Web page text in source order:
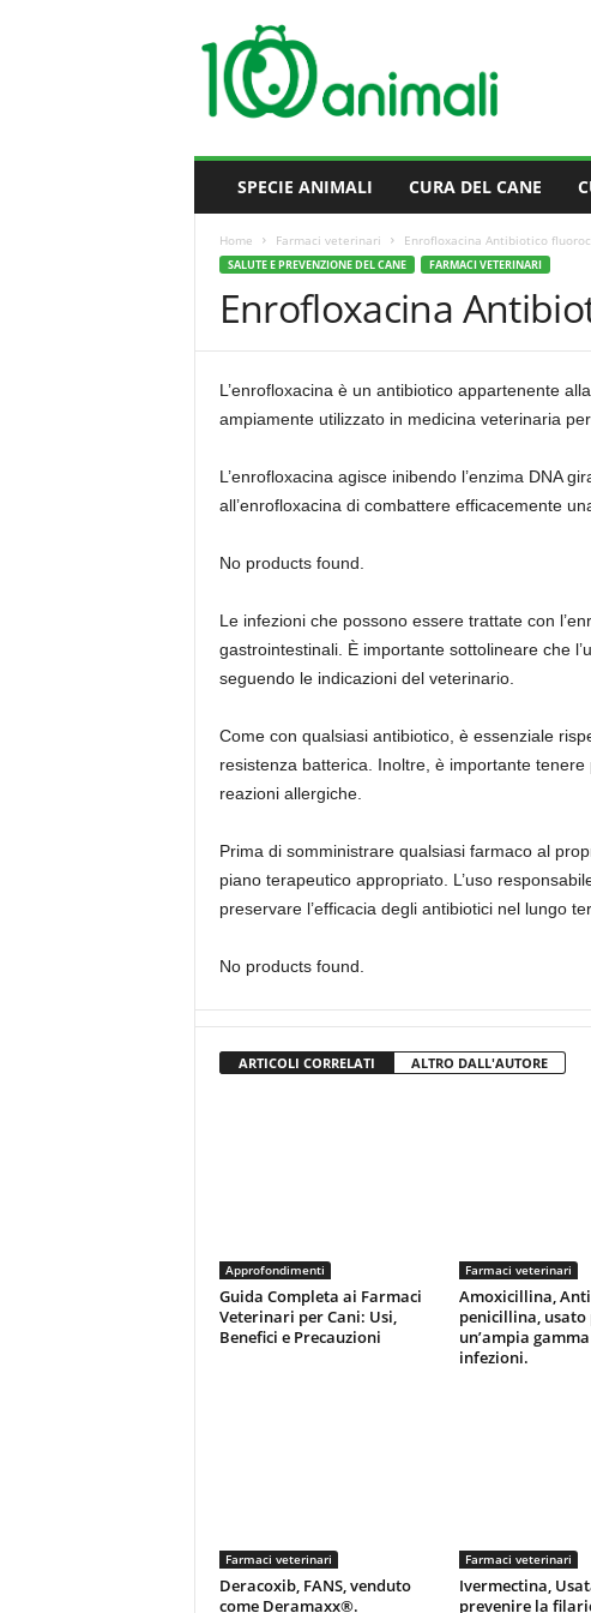
SPECIE ANIMALI CURA DEL CANE
Home Farmaci veterinari Enrofloxacina Antibiotico
SALUTE E PREVENZIONE DEL CANE FARMACI VETERINARI
Enrofloxacina
L’enrofloxacina è un antibiotico appartenente
ampiamente utilizzato in medicina veterinaria
L’enrofloxacina agisce inibendo l’enzima DNA
all’enrofloxacina di combattere efficacemente
No products found.
Le infezioni che possono essere trattate con
gastrointestinali. È importante sottolineare che
seguendo le indicazioni del veterinario.
Come con qualsiasi antibiotico, è essenziale
resistenza batterica. Inoltre, è importante
reazioni allergiche.
Prima di somministrare qualsiasi farmaco al
piano terapeutico appropriato. L’uso
preservare l’efficacia degli antibiotici nel lungo
No products found.
ARTICOLI CORRELATI ALTRO DALL'AUTORE
Approfondimenti
Guida Completa ai Farmaci
Veterinari per Cani: Usi,
Benefici e Precauzioni
Farmaci veterinari
Amoxicillina,
penicillina, usato
un’ampia
infezioni.
Farmaci veterinari
Deracoxib, FANS, venduto
come Deramaxx®.
Farmaci veterinari
Ivermectina,
prevenire la